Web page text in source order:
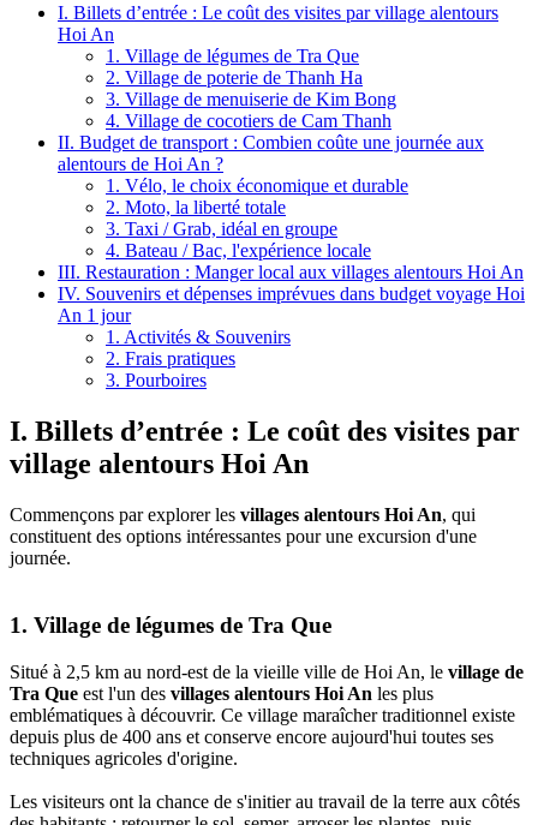
I. Billets d’entrée : Le coût des visites par village alentours
Hoi An
1. Village de‎ légumes de Tra Que
2. Village de poterie de Thanh Ha
3. Village de menuiserie de Kim Bong
4. Village de cocotiers de Cam Thanh
II. Budget de transport : Combien coûte une journée aux
alentours de Hoi An ?
1. Vélo, le choix économique et durable
2. Moto, la liberté totale
3. Taxi / Grab, idéal en groupe
4. Bateau / Bac, l'expérience locale
III. Restauration : Manger local aux villages alentours Hoi An
IV. Souvenirs et dépenses imprévues dans budget voyage Hoi
An 1 jour
1. Activités & Souvenirs
2. Frais pratiques
3. Pourboires
I. Billets d’entrée : Le coût des visites par
village alentours Hoi An
Commençons‎ par explorer les villages alentours Hoi‎ An, qui‎
constituent des options intéressantes‎ pour une excursion d'une
journée.
1. Village de‎ légumes de Tra Que
Situé à 2,5‎ km au nord-est‎ de‎ la vieille ville de Hoi An,‎ le village‎ de
Tra Que est l'un des villages alentours Hoi An‎ les plus
emblématiques à‎ découvrir.‎ Ce village maraîcher traditionnel‎ existe
depuis‎ plus de 400 ans et conserve encore‎ aujourd'hui toutes ses
techniques‎ agricoles d'origine.
Les visiteurs‎ ont la chance de s'initier au travail de la‎ terre aux côtés